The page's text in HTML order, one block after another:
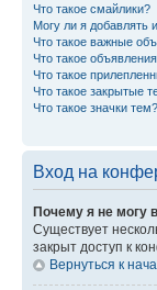
Что такое смайлики?
Могу ли я добавлять
Что такое важные
Что такое
Что такое
Что такое закрытые
Что такое значки тем?
Вход на
Почему я не могу
Существует
закрыт доступ к
Вернуться к